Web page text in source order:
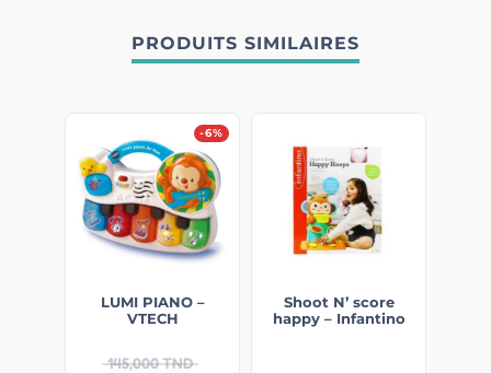
PRODUITS SIMILAIRES
-6%
LUMI PIANO –
VTECH
145,000TND
Shoot N’ score
happy – Infantino